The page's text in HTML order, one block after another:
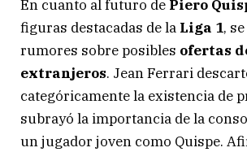
En cuanto al futuro de Piero
figuras destacadas de la Liga 1,
rumores sobre posibles ofertas
extranjeros. Jean Ferrari
categóricamente la existencia de
subrayó la importancia de la
un jugador joven como Quispe.